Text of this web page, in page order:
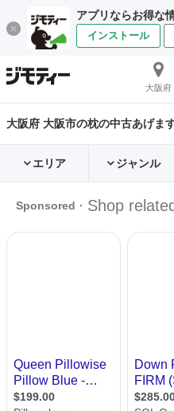
アプリならお得な
インストール
大阪府
大阪府 大阪市の枕の中古あげま
エリア ジャンル